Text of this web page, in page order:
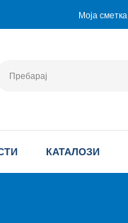
Моја сметка
КАТАЛОЗИ